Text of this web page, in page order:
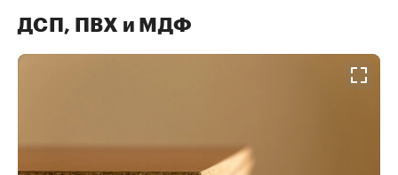
ДСП, ПВХ и МДФ